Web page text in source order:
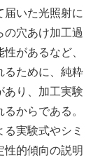
届いた光照射に
の穴あけ加工過
があるなど、
るために、純粋
あり、加工実験
からである。
実験式やシミ
性的傾向の説明